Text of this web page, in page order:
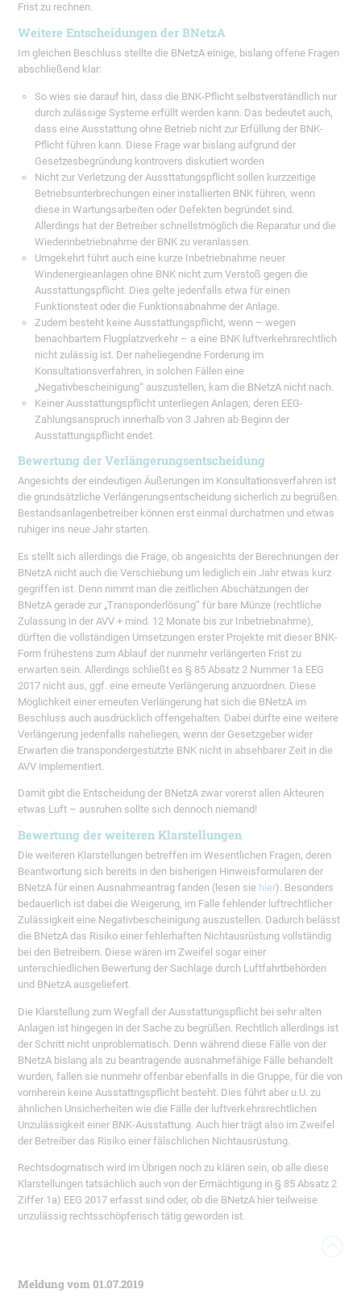
Frist zu rechnen.
Weitere Entscheidungen der BNetzA
Im gleichen Beschluss stellte die BNetzA einige, bislang offene Fragen
abschließend klar:
So wies sie darauf hin, dass die BNK-Pflicht selbstverständlich nur
durch zulässige Systeme erfüllt werden kann. Das bedeutet auch,
dass eine Ausstattung ohne Betrieb nicht zur Erfüllung der BNK-
Pflicht führen kann. Diese Frage war bislang aufgrund der
Gesetzesbegründung kontrovers diskutiert worden
Nicht zur Verletzung der Aussttatungspflicht sollen kurzzeitige
Betriebsunterbrechungen einer installierten BNK führen, wenn
diese in Wartungsarbeiten oder Defekten begründet sind.
Allerdings hat der Betreiber schnellstmöglich die Reparatur und die
Wiederinbetriebnahme der BNK zu veranlassen.
Umgekehrt führt auch eine kurze Inbetriebnahme neuer
Windenergieanlagen ohne BNK nicht zum Verstoß gegen die
Ausstattungspflicht. Dies gelte jedenfalls etwa für einen
Funktionstest oder die Funktionsabnahme der Anlage.
Zudem besteht keine Ausstattungspflicht, wenn – wegen
benachbartem Flugplatzverkehr – a eine BNK luftverkehrsrechtlich
nicht zulässig ist. Der naheliegendne Forderung im
Konsultationsverfahren, in solchen Fällen eine
„Negativbescheinigung“ auszustellen, kam die BNetzA nicht nach.
Keiner Ausstattungspflicht unterliegen Anlagen, deren EEG-
Zahlungsanspruch innerhalb von 3 Jahren ab Beginn der
Ausstattungspflicht endet.
Bewertung der Verlängerungsentscheidung
Angesichts der eindeutigen Äußerungen im Konsultationsverfahren ist
die grundsätzliche Verlängerungsentscheidung sicherlich zu begrüßen.
Bestandsanlagenbetreiber können erst einmal durchatmen und etwas
ruhiger ins neue Jahr starten.
Es stellt sich allerdings die Frage, ob angesichts der Berechnungen der
BNetzA nicht auch die Verschiebung um lediglich ein Jahr etwas kurz
gegriffen ist. Denn nimmt man die zeitlichen Abschätzungen der
BNetzA gerade zur „Transponderlösung“ für bare Münze (rechtliche
Zulassung in der AVV + mind. 12 Monate bis zur Inbetriebnahme),
dürften die vollständigen Umsetzungen erster Projekte mit dieser BNK-
Form frühestens zum Ablauf der nunmehr verlängerten Frist zu
erwarten sein. Allerdings schließt es § 85 Absatz 2 Nummer 1a EEG
2017 nicht aus, ggf. eine erneute Verlängerung anzuordnen. Diese
Möglichkeit einer erneuten Verlängerung hat sich die BNetzA im
Beschluss auch ausdrücklich offengehalten. Dabei dürfte eine weitere
Verlängerung jedenfalls naheliegen, wenn der Gesetzgeber wider
Erwarten die transpondergestützte BNK nicht in absehbarer Zeit in die
AVV implementiert.
Damit gibt die Entscheidung der BNetzA zwar vorerst allen Akteuren
etwas Luft – ausruhen sollte sich dennoch niemand!
Bewertung der weiteren Klarstellungen
Die weiteren Klarstellungen betreffen im Wesentlichen Fragen, deren
Beantwortung sich bereits in den bisherigen Hinweisformularen der
BNetzA für einen Ausnahmeantrag fanden (lesen sie hier). Besonders
bedauerlich ist dabei die Weigerung, im Falle fehlender luftrechtlicher
Zulässigkeit eine Negativbescheinigung auszustellen. Dadurch belässt
die BNetzA das Risiko einer fehlerhaften Nichtausrüstung vollständig
bei den Betreibern. Diese wären im Zweifel sogar einer
unterschiedlichen Bewertung der Sachlage durch Luftfahrtbehörden
und BNetzA ausgeliefert.
Die Klarstellung zum Wegfall der Ausstattungspflicht bei sehr alten
Anlagen ist hingegen in der Sache zu begrüßen. Rechtlich allerdings ist
der Schritt nicht unproblematisch. Denn während diese Fälle von der
BNetzA bislang als zu beantragende ausnahmefähige Fälle behandelt
wurden, fallen sie nunmehr offenbar ebenfalls in die Gruppe, für die von
vornherein keine Ausstattngspflicht besteht. Dies führt aber u.U. zu
ähnlichen Unsicherheiten wie die Fälle der luftverkehrsrechtlichen
Unzulässigkeit einer BNK-Ausstattung. Auch hier trägt also im Zweifel
der Betreiber das Risiko einer fälschlichen Nichtausrüstung.
Rechtsdogmatisch wird im Übrigen noch zu klären sein, ob alle diese
Klarstellungen tatsächlich auch von der Ermächtigung in § 85 Absatz 2
Ziffer 1a) EEG 2017 erfasst sind oder, ob die BNetzA hier teilweise
unzulässig rechtsschöpferisch tätig geworden ist.
Meldung vom 01.07.2019